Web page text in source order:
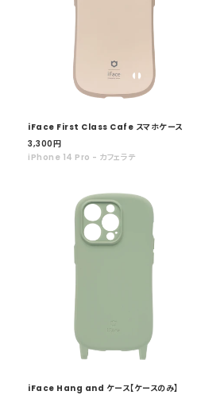
iFace First Class Cafe スマホケース
セ
ー
3,300円
iPhone 14 Pro - カフェラテ
iFace Hang and ケース【ケースのみ】